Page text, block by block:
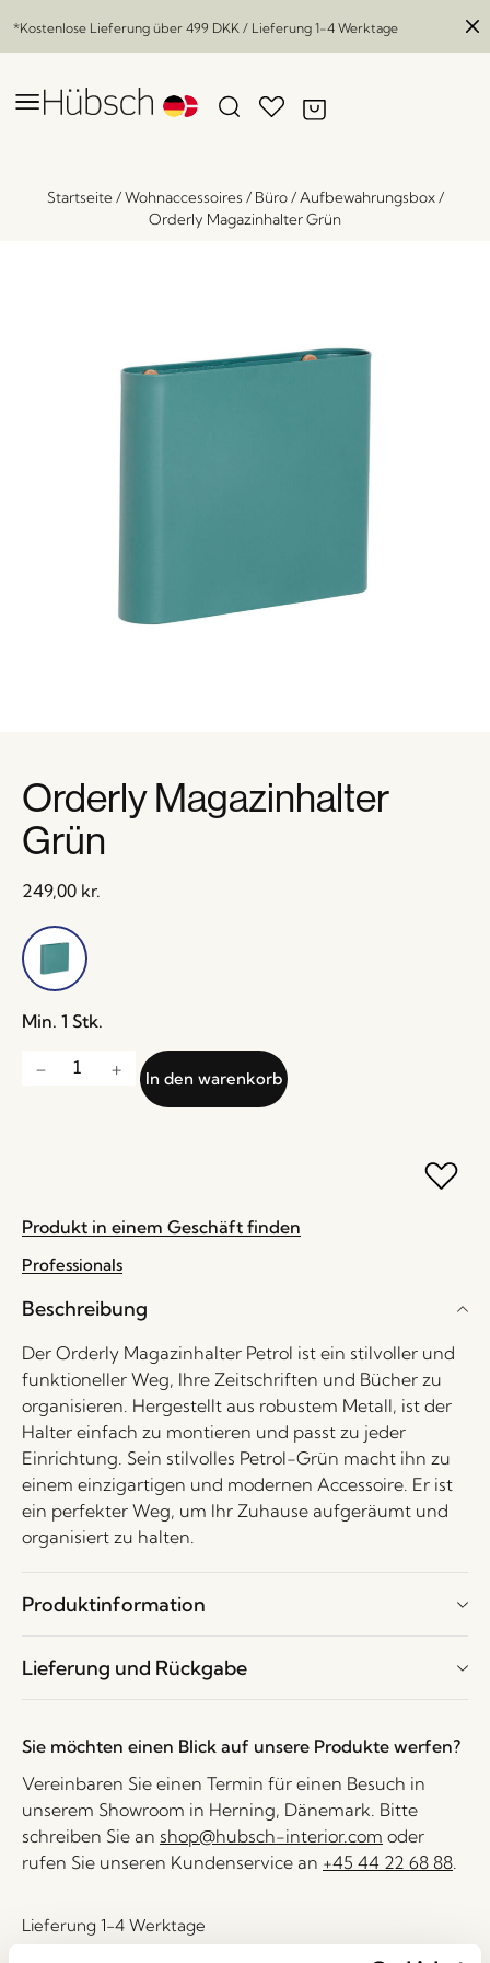
*Kostenlose Lieferung über 499 DKK / Lieferung 1-4 Werktage
Startseite/Wohnaccessoires / Büro/ Aufbewahrungsbox/
Orderly Magazinhalter Grün
Orderly Magazinhalter
Grün
249,00 kr.
Min. 1 Stk.
In den warenkorb
Produkt in einem Geschäft finden
Professionals
Beschreibung
Der Orderly Magazinhalter Petrol ist ein stilvoller und
funktioneller Weg, Ihre Zeitschriften und Bücher zu
organisieren. Hergestellt aus robustem Metall, ist der
Halter einfach zu montieren und passt zu jeder
Einrichtung. Sein stilvolles Petrol-Grün macht ihn zu
einem einzigartigen und modernen Accessoire. Er ist
ein perfekter Weg, um Ihr Zuhause aufgeräumt und
organisiert zu halten.
Produktinformation
Lieferung und Rückgabe
Sie möchten einen Blick auf unsere Produkte werfen?
Vereinbaren Sie einen Termin für einen Besuch in
unserem Showroom in Herning, Dänemark. Bitte
schreiben Sie an shop@hubsch-interior.com oder
rufen Sie unseren Kundenservice an +45 44 22 68 88.
Lieferung 1-4 Werktage